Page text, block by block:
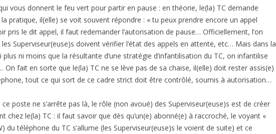
vous donnent le feu vert pour partir en pause : en théorie, le(la) TC demande
pratique, il(elle) se voit souvent répondre : « tu peux prendre encore un appel
pris le dit appel, il faut redemander l’autorisation de pause… Officiellement, l’on
Superviseur(euse)s doivent vérifier l’état des appels en attente, etc… Mais dans la
plus ni moins que la résultante d’une stratégie d’infantilisation du TC, on infantilise
On fait en sorte que le(la) TC ne se lève pas de sa chaise, il(elle) doit rester assis(e)
tout ce qui sort de ce cadre strict doit être contrôlé, soumis à autorisation…
ce poste ne s’arrête pas là, le rôle (non avoué) des Superviseur(euse)s est de créer
chez le(la) TC : il faut savoir que dès qu’un(e) abonné(e) à raccroché, le voyant «
du téléphone du TC s’allume (les Superviseur(euse)s le voient de suite) et ce